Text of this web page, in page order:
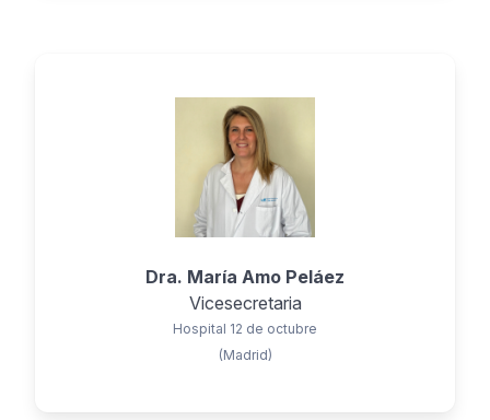
Dra. María Amo Peláez
Vicesecretaria
Hospital 12 de octubre
(Madrid)